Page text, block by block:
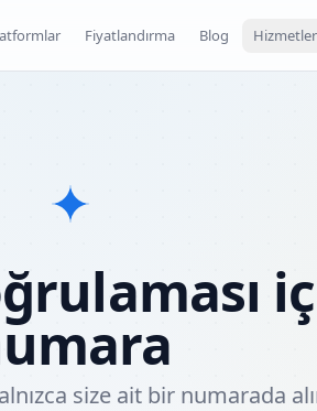
Fiyatlandırma Blog Hizmetler
size ait bir numarada